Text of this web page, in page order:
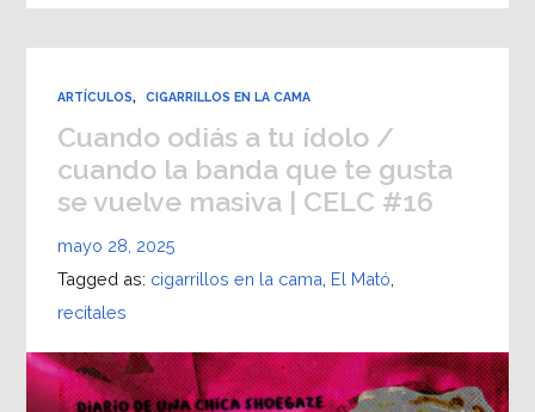
ARTÍCULOS, CIGARRILLOS EN LA CAMA
Cuando odiás a tu ídolo /
cuando la banda que te gusta
se vuelve masiva | CELC #16
mayo 28, 2025
Tagged as: cigarrillos en la cama El Mató
recitales